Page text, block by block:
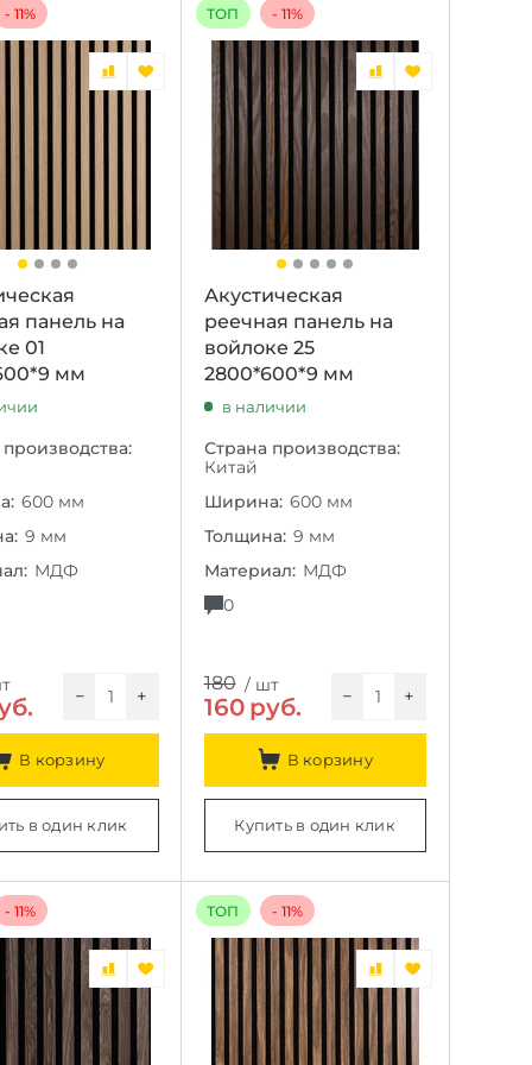
- 11%
панель на
01
мм
600 мм
9 мм
МДФ
+
−
В корзину
в один клик
ТОП - 11%
Акустическая
реечная панель на
войлоке 25
2800*600*9 мм
в наличии
Страна производства:
Китай
Ширина: 600 мм
Толщина: 9 мм
Материал: МДФ
0
/ шт
180
160 руб. +
−
В корзину
Купить в один клик
- 11% ТОП - 11%